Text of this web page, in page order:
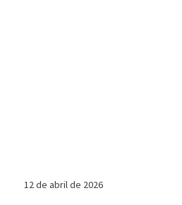
12 de abril de 2026